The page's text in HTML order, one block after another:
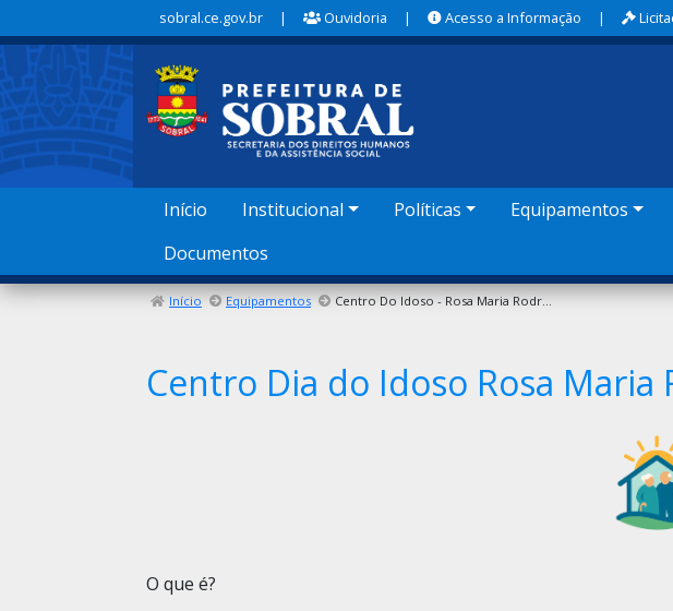
sobral.ce.gov.br | Ouvidoria | Acesso a Informação |
Início Institucional Políticas Equipamentos
Documentos
Início Equipamentos Centro Do Idoso - Rosa Maria Rodrigues
Centro Dia do Idoso Rosa Maria
O que é?